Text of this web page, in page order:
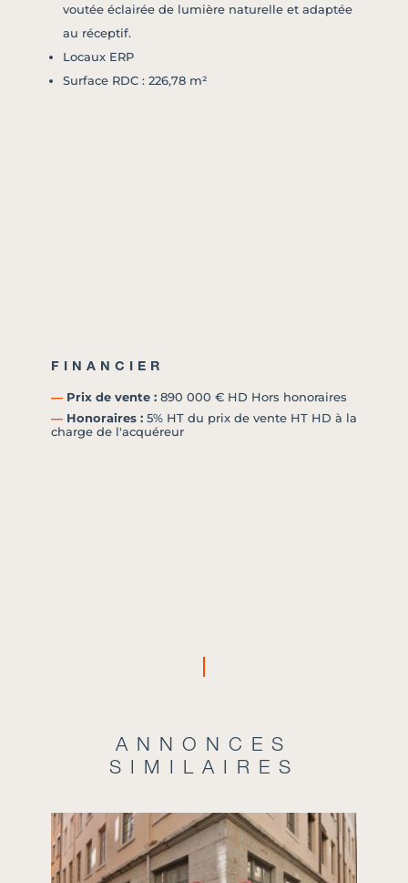
voutée éclairée de lumière naturelle et adaptée
au réceptif.
Locaux ERP
Surface RDC : 226,78 m²
FINANCIER
― Prix de vente : 890 000 € HD Hors honoraires
― Honoraires : 5% HT du prix de vente HT HD à la
charge de l'acquéreur
ANNONCES
SIMILAIRES